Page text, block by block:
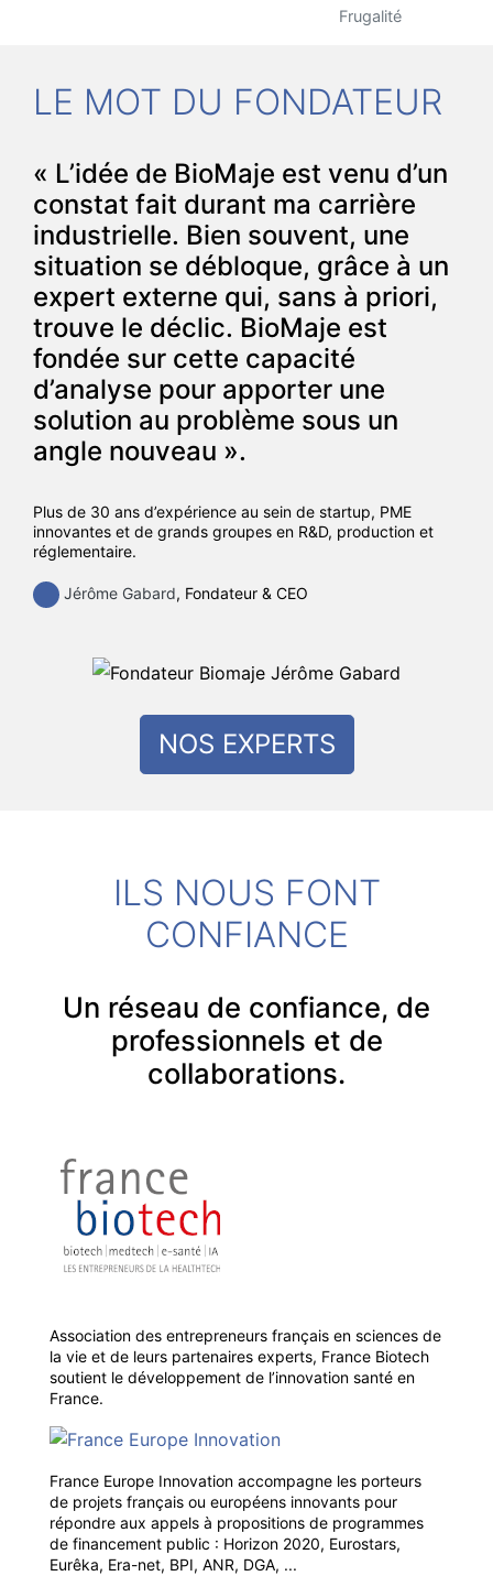
Frugalité
LE MOT DU FONDATEUR
« L’idée de BioMaje est venu d’un
constat fait durant ma carrière
industrielle. Bien souvent, une
situation se débloque, grâce à un
expert externe qui, sans à priori,
trouve le déclic. BioMaje est
fondée sur cette capacité
d’analyse pour apporter une
solution au problème sous un
angle nouveau ».
Plus de 30 ans d’expérience au sein de startup, PME
innovantes et de grands groupes en R&D, production et
réglementaire.
Jérôme Gabard, Fondateur & CEO
NOS EXPERTS
ILS NOUS FONT
CONFIANCE
Un réseau de confiance, de
professionnels et de
collaborations.
Association des entrepreneurs français en sciences de
la vie et de leurs partenaires experts, France Biotech
soutient le développement de l’innovation santé en
France.
France Europe Innovation accompagne les porteurs
de projets français ou européens innovants pour
répondre aux appels à propositions de programmes
de financement public : Horizon 2020, Eurostars,
Eurêka, Era-net, BPI, ANR, DGA, ...